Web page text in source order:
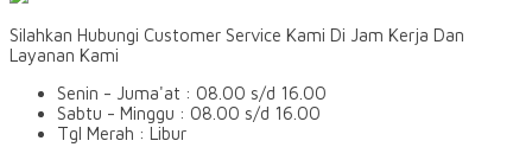
Silahkan Hubungi Customer Service Kami Di Jam Kerja Dan
Layanan Kami
Senin - Juma'at : 08.00 s/d 16.00
Sabtu - Minggu : 08.00 s/d 16.00
Tgl Merah : Libur